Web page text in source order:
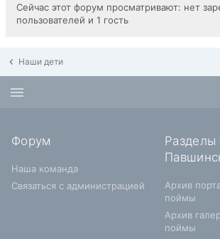
Сейчас этот форум просматривают: нет
пользователей и 1 гость
Наши дети
Форум
Наша команда
Связаться с администрацией
Разделы
Архив
поймы
Архив
поймы